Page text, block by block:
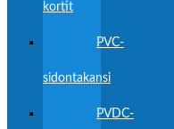
kortit
PVC-
sidontakansi
PVDC-